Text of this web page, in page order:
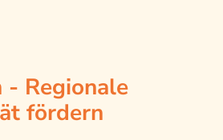
- Regionale
fördern